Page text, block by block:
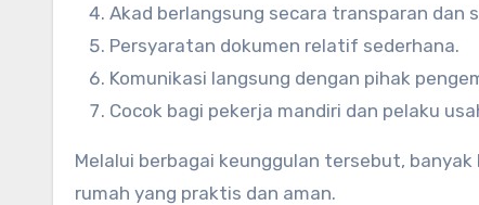
Akad berlangsung secara transparan dan
Persyaratan dokumen relatif sederhana.
Komunikasi langsung dengan pihak
Cocok bagi pekerja mandiri dan pelaku
Melalui berbagai keunggulan tersebut,
rumah yang praktis dan aman.